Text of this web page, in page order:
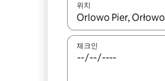
위치
결과가 나오면 위·아래
체크인